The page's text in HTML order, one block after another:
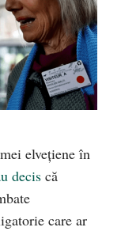
elvețiene în
decis că
care ar